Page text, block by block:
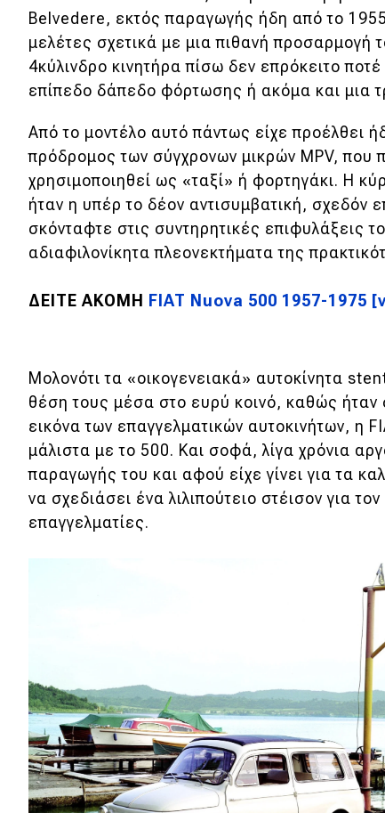
Κόσμος
Τεχνολογία
Ασφάλεια
Αγορά
Απόψεις
Test Drive
Δοκιμή
Αποστολή
Αγώνες
Formula 1
WRC
Motorsport
Mobility
Σταθμοί φόρτισης
Classic
Belvedere, εκτός παραγωγής ήδη από το
μελέτες σχετικά με μια πιθανή προσαρμογή
4κύλινδρο κινητήρα πίσω δεν επρόκειτο
επίπεδο δάπεδο φόρτωσης ή ακόμα και μια
Από το μοντέλο αυτό πάντως είχε προέλθει
πρόδρομος των σύγχρονων μικρών MPV, που
χρησιμοποιηθεί ως «ταξί» ή φορτηγάκι. H
ήταν η υπέρ το δέον αντισυμβατική, σχεδόν
σκόνταφτε στις συντηρητικές επιφυλάξεις
αδιαφιλονίκητα πλεονεκτήματα της
ΔΕΙΤΕ ΑΚΟΜΗ FIAT Nuova 500 1957-1975
Μολονότι τα «οικογενειακά» αυτοκίνητα
θέση τους μέσα στο ευρύ κοινό, καθώς ήταν
εικόνα των επαγγελματικών αυτοκινήτων, η
μάλιστα με το 500. Και σοφά, λίγα χρόνια
παραγωγής του και αφού είχε γίνει για τα
να σχεδιάσει ένα λιλιπούτειο στέισον για
επαγγελματίες.